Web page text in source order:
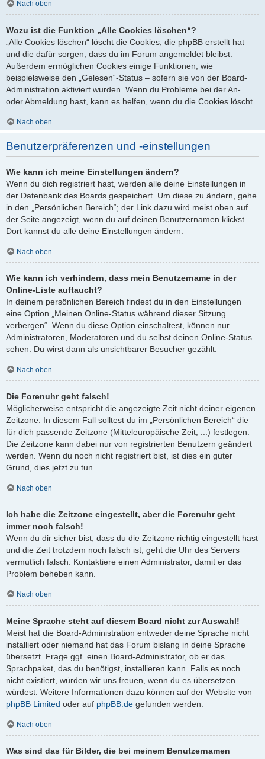
Nach oben
Wozu ist die Funktion „Alle Cookies löschen“?
„Alle Cookies löschen“ löscht die Cookies, die phpBB erstellt hat
und die dafür sorgen, dass du im Forum angemeldet bleibst.
Außerdem ermöglichen Cookies einige Funktionen, wie
beispielsweise den „Gelesen“-Status – sofern sie von der Board-
Administration aktiviert wurden. Wenn du Probleme bei der An-
oder Abmeldung hast, kann es helfen, wenn du die Cookies löscht.
Nach oben
Benutzerpräferenzen und -einstellungen
Wie kann ich meine Einstellungen ändern?
Wenn du dich registriert hast, werden alle deine Einstellungen in
der Datenbank des Boards gespeichert. Um diese zu ändern, gehe
in den „Persönlichen Bereich“; der Link dazu wird meist oben auf
der Seite angezeigt, wenn du auf deinen Benutzernamen klickst.
Dort kannst du alle deine Einstellungen ändern.
Nach oben
Wie kann ich verhindern, dass mein Benutzername in der
Online-Liste auftaucht?
In deinem persönlichen Bereich findest du in den Einstellungen
eine Option „Meinen Online-Status während dieser Sitzung
verbergen“. Wenn du diese Option einschaltest, können nur
Administratoren, Moderatoren und du selbst deinen Online-Status
sehen. Du wirst dann als unsichtbarer Besucher gezählt.
Nach oben
Die Forenuhr geht falsch!
Möglicherweise entspricht die angezeigte Zeit nicht deiner eigenen
Zeitzone. In diesem Fall solltest du im „Persönlichen Bereich“ die
für dich passende Zeitzone (Mitteleuropäische Zeit, ...) festlegen.
Die Zeitzone kann dabei nur von registrierten Benutzern geändert
werden. Wenn du noch nicht registriert bist, ist dies ein guter
Grund, dies jetzt zu tun.
Nach oben
Ich habe die Zeitzone eingestellt, aber die Forenuhr geht
immer noch falsch!
Wenn du dir sicher bist, dass du die Zeitzone richtig eingestellt hast
und die Zeit trotzdem noch falsch ist, geht die Uhr des Servers
vermutlich falsch. Kontaktiere einen Administrator, damit er das
Problem beheben kann.
Nach oben
Meine Sprache steht auf diesem Board nicht zur Auswahl!
Meist hat die Board-Administration entweder deine Sprache nicht
installiert oder niemand hat das Forum bislang in deine Sprache
übersetzt. Frage ggf. einen Board-Administrator, ob er das
Sprachpaket, das du benötigst, installieren kann. Falls es noch
nicht existiert, würden wir uns freuen, wenn du es übersetzen
würdest. Weitere Informationen dazu können auf der Website von
phpBB Limited oder auf phpBB.de gefunden werden.
Nach oben
Was sind das für Bilder, die bei meinem Benutzernamen